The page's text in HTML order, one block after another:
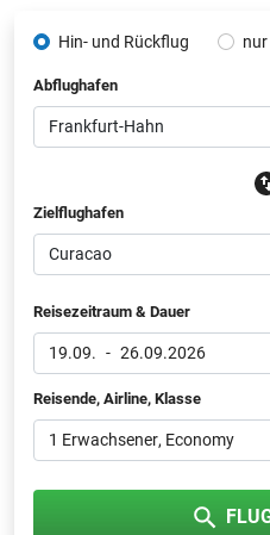
Hin- und Rückflug
Abflughafen
Zielflughafen
Reisezeitraum & Dauer
19.09. - 26.09.2026
Reisende, Airline, Klasse
1 Erwachsener, Economy